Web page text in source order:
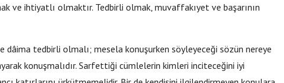
ve ihtiyatlı olmaktır. Tedbirli olmak, muvaffakıyet ve başarının
dâima tedbirli olmalı; mesela konuşurken söyleyeceği sözün nereye
konuşmalıdır. Sarfettiği cümlelerin kimleri inciteceğini iyi